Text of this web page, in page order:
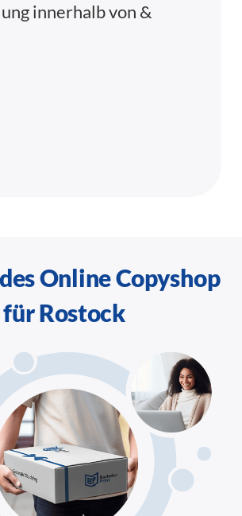
innerhalb von &
Online Copyshop
für Rostock